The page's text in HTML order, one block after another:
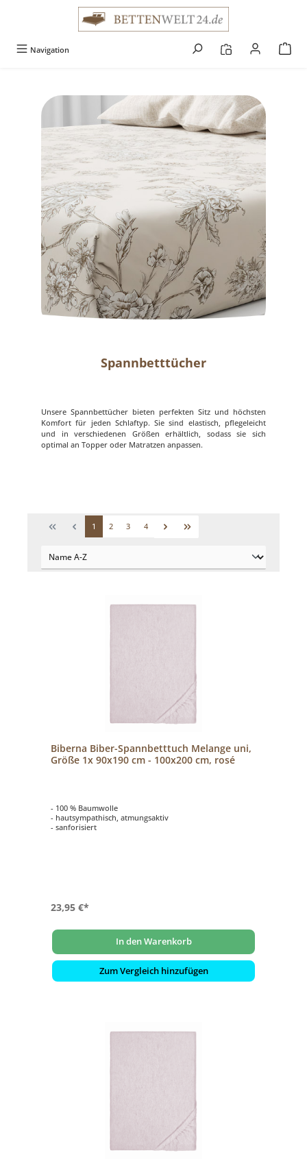
Navigation
Spannbetttücher
Unsere Spannbettücher bieten perfekten Sitz und höchsten
Komfort für jeden Schlaftyp. Sie sind elastisch, pflegeleicht
und in verschiedenen Größen erhältlich, sodass sie sich
optimal an Topper oder Matratzen anpassen.
1 2 3 4
Biberna Biber-Spannbetttuch Melange uni,
Größe 1x 90x190 cm - 100x200 cm, rosé
- 100 % Baumwolle
- hautsympathisch, atmungsaktiv
- sanforisiert
23,95 €*
In den Warenkorb
Zum Vergleich hinzufügen